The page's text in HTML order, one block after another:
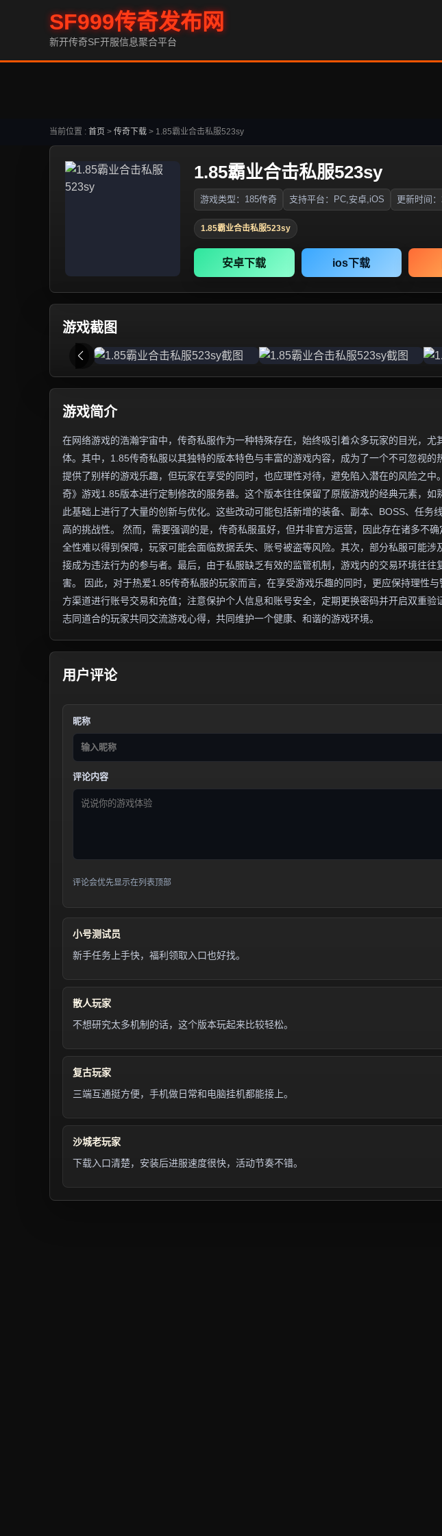
SF999传奇发布网
新开传奇SF开服信息聚合平台
当前位置 : 首页 > 传奇下载 > 1.85霸业合击私服523sy
1.85霸业合击私服523sy
游戏类型：185传奇 支持平台：PC,安卓,iOS 更新时间
1.85霸业合击私服523sy
安卓下载 ios下载
游戏截图
游戏简介
在网络游戏的浩瀚宇宙中，传奇私服作为一种特殊存在，始终吸引着众多玩家的目光，
体。其中，1.85传奇私服以其独特的版本特色与丰富的游戏内容，成为了一个不可忽视
提供了别样的游戏乐趣，但玩家在享受的同时，也应理性对待，避免陷入潜在的风险之
奇》游戏1.85版本进行定制修改的服务器。这个版本往往保留了原版游戏的经典元素，
此基础上进行了大量的创新与优化。这些改动可能包括新增的装备、副本、BOSS、任务
高的挑战性。 然而，需要强调的是，传奇私服虽好，但并非官方运营，因此存在诸多不
全性难以得到保障，玩家可能会面临数据丢失、账号被盗等风险。其次，部分私服可能
接成为违法行为的参与者。最后，由于私服缺乏有效的监管机制，游戏内的交易环境往
害。 因此，对于热爱1.85传奇私服的玩家而言，在享受游戏乐趣的同时，更应保持理性
方渠道进行账号交易和充值；注意保护个人信息和账号安全，定期更换密码并开启双重
志同道合的玩家共同交流游戏心得，共同维护一个健康、和谐的游戏环境。
用户评论
昵称
评论内容
评论会优先显示在列表顶部
小号测试员
新手任务上手快，福利领取入口也好找。
散人玩家
不想研究太多机制的话，这个版本玩起来比较轻松。
复古玩家
三端互通挺方便，手机做日常和电脑挂机都能接上。
沙城老玩家
下载入口清楚，安装后进服速度很快，活动节奏不错。